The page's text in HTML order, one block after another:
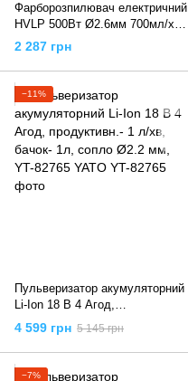
Фарборозпилювач електричний
HVLP 500Вт Ø2.6мм 700мл/хв
н/б 700мл, SIGMA 6816021
2 287 грн
−11%
Пульверизатор акумуляторний
Li-Ion 18 В 4 Агод,
продуктивн.- 1 л/хв, бачок- 1л,
сопло Ø2.2 мм, YT-82765 YATO
4 599 грн 5 145 грн
−7%